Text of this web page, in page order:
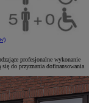
profesjonalne wykonanie
do przyznania dofinansowania